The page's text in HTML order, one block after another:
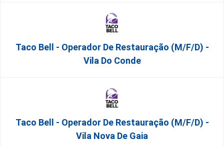
Taco Bell - Operador De Restauração (m/f/d) -
Vila Do Conde
Taco Bell - Operador De Restauração (m/f/d) -
Vila Nova De Gaia